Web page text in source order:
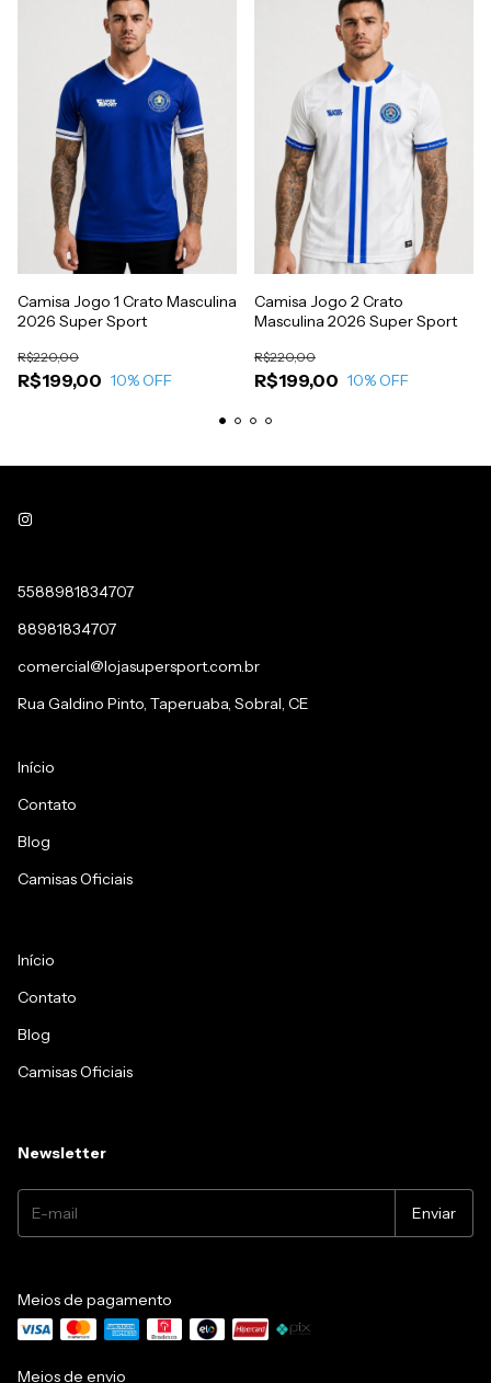
Camisa Jogo 1 Crato Masculina
2026 Super Sport
R$199,00
R$220,00
10% OFF
Camisa Jogo 2 Crato
Masculina 2026 Super Sport
R$199,00
R$220,00
10% OFF
5588981834707
88981834707
comercial@lojasupersport.com.br
Rua Galdino Pinto, Taperuaba, Sobral, CE
Início
Contato
Blog
Camisas Oficiais
Início
Contato
Blog
Camisas Oficiais
Newsletter
Meios de pagamento
Meios de envio